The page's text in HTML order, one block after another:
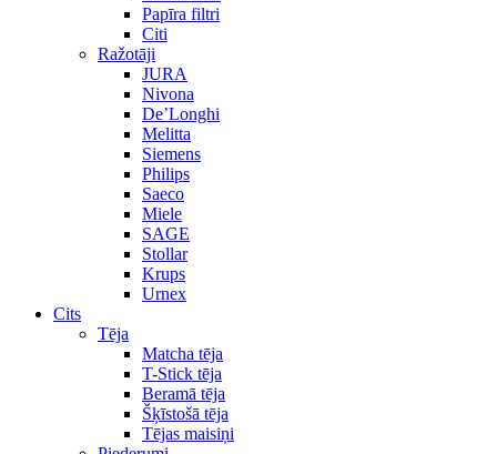
Papīra filtri
Citi
Ražotāji
JURA
Nivona
De’Longhi
Melitta
Siemens
Philips
Saeco
Miele
SAGE
Stollar
Krups
Urnex
Cits
Tēja
Matcha tēja
T-Stick tēja
Beramā tēja
Šķīstošā tēja
Tējas maisiņi